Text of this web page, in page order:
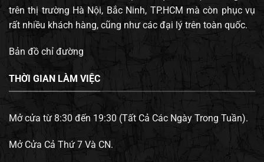
trên thị trường Hà Nội, Bắc Ninh, TP.HCM mà còn phục vụ
rất nhiều khách hàng, cũng như các đại lý trên toàn quốc.
Bản đồ chỉ đường
THỜI GIAN LÀM VIỆC
Mở cửa từ 8:30 đến 19:30 (Tất Cả Các Ngày Trong Tuần).
Mở Cửa Cả Thứ 7 Và CN.